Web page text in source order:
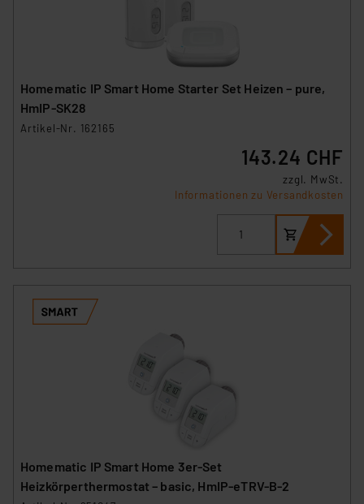
Homematic IP Smart Home Starter Set Heizen – pure,
HmIP-SK28
Artikel-Nr. 162165
143.24 CHF
zzgl. MwSt.
Informationen zu Versandkosten
Homematic IP Smart Home 3er-Set
Heizkörperthermostat – basic, HmIP-eTRV-B-2